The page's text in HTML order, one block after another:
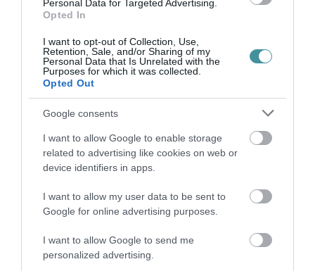
Personal Data for Targeted Advertising.
Opted In
I want to opt-out of Collection, Use,
Retention, Sale, and/or Sharing of my
Personal Data that Is Unrelated with the
Purposes for which it was collected.
Opted Out
Google consents
I want to allow Google to enable storage
related to advertising like cookies on web or
device identifiers in apps.
I want to allow my user data to be sent to
Google for online advertising purposes.
I want to allow Google to send me
personalized advertising.
Ne maradjon le a legfrissebb hírekről, kövessen
bennünket az EGRI ÜGYEK Google Hírek oldalán!
VISSZA A FŐOLDALRA